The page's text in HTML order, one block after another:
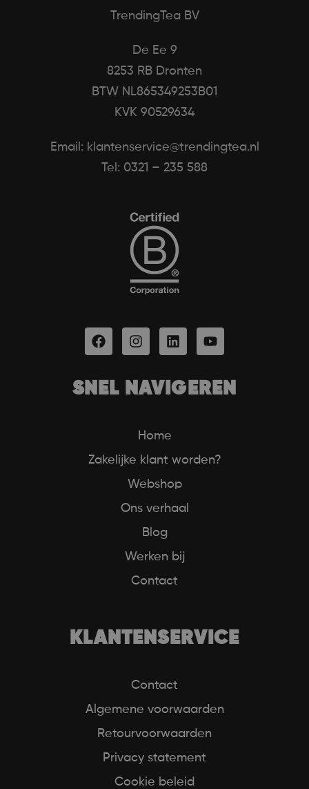
TrendingTea BV
De Ee 9
8253 RB Dronten
BTW NL865349253B01
KVK 90529634
Email: klantenservice@trendingtea.nl
Tel: 0321 – 235 588
SNEL NAVIGEREN
Home
Zakelijke klant worden?
Webshop
Ons verhaal
Blog
Werken bij
Contact
KLANTENSERVICE
Contact
Algemene voorwaarden
Retourvoorwaarden
Privacy statement
Cookie beleid